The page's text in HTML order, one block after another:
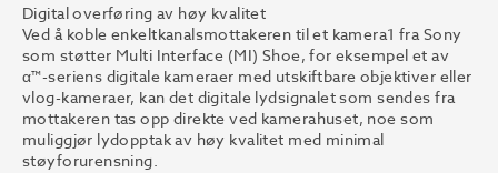
Digital overføring av høy kvalitet
Ved å koble enkeltkanalsmottakeren til et kamera1 fra Sony
som støtter Multi Interface (MI) Shoe, for eksempel et av
α™-seriens digitale kameraer med utskiftbare objektiver eller
vlog-kameraer, kan det digitale lydsignalet som sendes fra
mottakeren tas opp direkte ved kamerahuset, noe som
muliggjør lydopptak av høy kvalitet med minimal
støyforurensning.